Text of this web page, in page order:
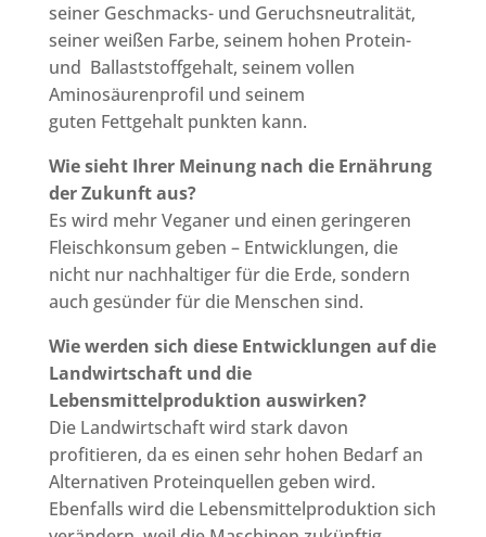
seiner Geschmacks- und Geruchsneutralität,
seiner weißen Farbe, seinem hohen Protein-
und Ballaststoffgehalt, seinem vollen
Aminosäurenprofil und seinem
guten Fettgehalt punkten kann.
Wie sieht Ihrer Meinung nach die Ernährung
der Zukunft aus?
Es wird mehr Veganer und einen geringeren
Fleischkonsum geben – Entwicklungen, die
nicht nur nachhaltiger für die Erde, sondern
auch gesünder für die Menschen sind.
Wie werden sich diese Entwicklungen auf die
Landwirtschaft und die
Lebensmittelproduktion auswirken?
Die Landwirtschaft wird stark davon
profitieren, da es einen sehr hohen Bedarf an
Alternativen Proteinquellen geben wird.
Ebenfalls wird die Lebensmittelproduktion sich